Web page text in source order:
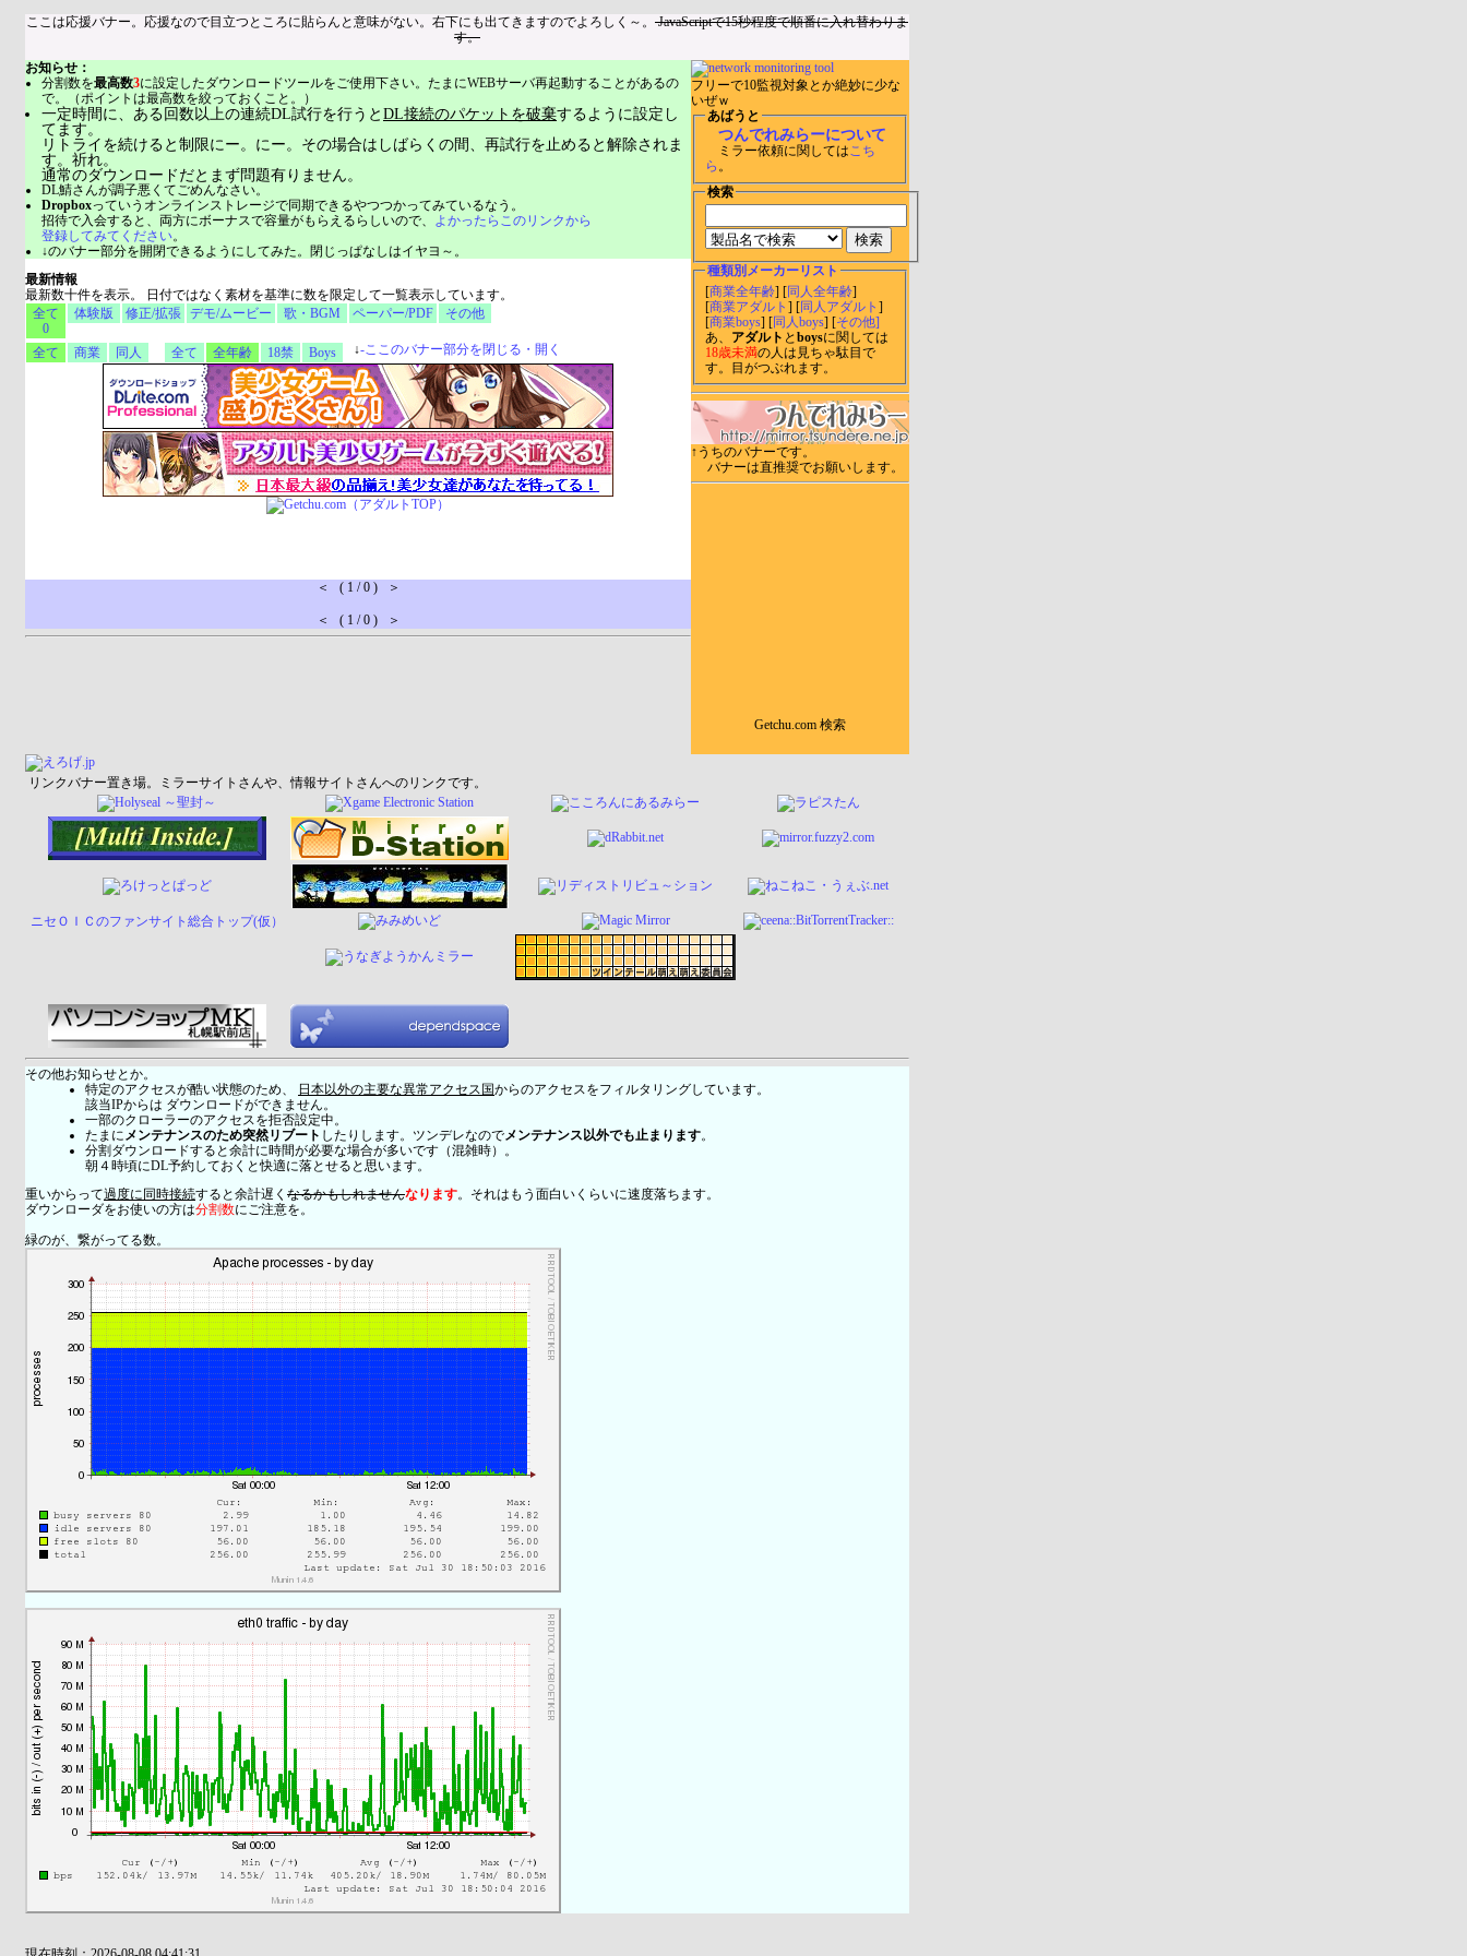
ここは応援バナー。応援なので目立つところに貼らんと意味がない。右下にも出てきますのでよろしく～。 JavaScriptで15秒程度で順番に入れ替わりま
す。
フリーで10監視対象とか絶妙に少な
いぜｗ
あばうと
つんでれみらーについて
ミラー依頼に関してはこち
ら 。
検索
種類別メーカーリスト
[商業全年齢 ] [同人全年齢]
[商業アダルト ] [同人アダルト ]
[商業boys] [同人boys ] [その他]
あ、 アダルト とboysに関しては
18歳未満の人は見ちゃ駄目で
す。目がつぶれます。
↑うちのバナーです。
バナーは直推奨でお願いします。
Getchu.com 検索
お知らせ：
分割数を最高数3に設定したダウンロードツールをご使用下さい。たまにWEBサーバ再起動することがあるの
で。（ポイントは最高数を絞っておくこと。）
一定時間に、ある回数以上の連続DL試行を行うとDL接続のパケットを破棄するように設定し
てます。
リトライを続けると制限にー。にー。その場合はしばらくの間、再試行を止めると解除されま
す。祈れ。
通常のダウンロードだとまず問題有りません。
DL鯖さんが調子悪くてごめんなさい。
Dropboxっていうオンラインストレージで同期できるやつつかってみているなう。
招待で入会すると、両方にボーナスで容量がもらえるらしいので、 よかったらこのリンクから
登録してみてください。
↓のバナー部分を開閉できるようにしてみた。閉じっぱなしはイヤヨ～。
最新情報
最新数十件を表示。 日付ではなく素材を基準に数を限定して一覧表示しています。
全て
0
体験版 修正/拡張 デモ/ムービー 歌・BGM ペーパー/PDF その他
全て 商業 同人 全て 全年齢 18禁 Boys ↓-ここのバナー部分を閉じる・開く
＜ ( 1 / 0 ) ＞
＜ ( 1 / 0 ) ＞
リンクバナー置き場。ミラーサイトさんや、情報サイトさんへのリンクです。
ニセＯＩＣのファンサイト総合トップ(仮）
その他お知らせとか。
特定のアクセスが酷い状態のため、
日本以外の主要な異常アクセス国からのアクセスをフィルタリングしています。
該当IPからは ダウンロードができません。
一部のクローラーのアクセスを拒否設定中。
たまにメンテナンスのため突然リブート したりします。ツンデレなのでメンテナンス以外でも止まります。
分割ダウンロードすると余計に時間が必要な場合が多いです（混雑時）。
朝４時頃にDL予約しておくと快適に落とせると思います。
重いからって過度に同時接続すると余計遅く なるかもしれませんなります。それはもう面白いくらいに速度落ちます。
ダウンローダをお使いの方は分割数にご注意を。
緑のが、繋がってる数。